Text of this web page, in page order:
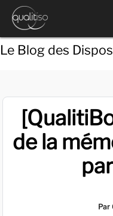
Le Blog des
de la
Par